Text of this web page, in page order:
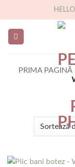
content
PRIMA PAGINĂ